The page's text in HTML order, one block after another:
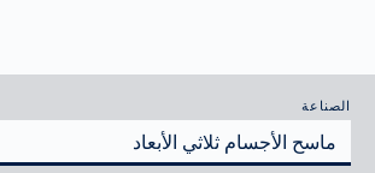
الصناعة
ماسح الأجسام ثلاثي الأبعاد